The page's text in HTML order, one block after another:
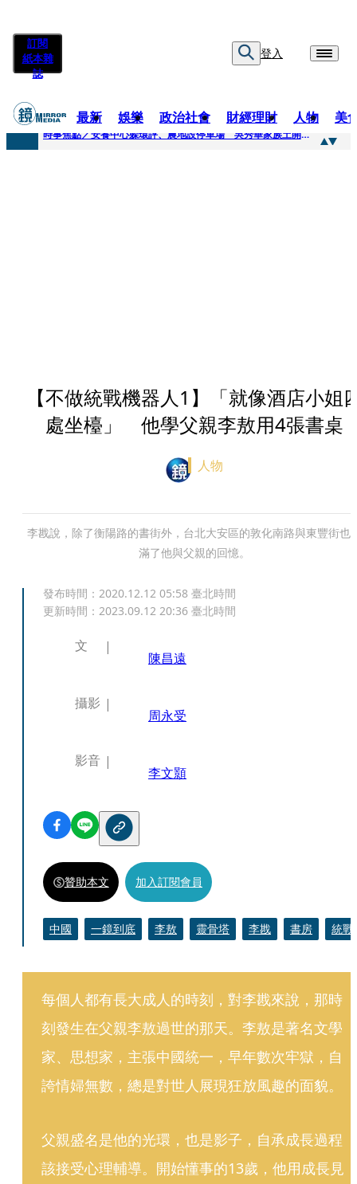
訂閱
紙本雜
誌
登入
最新 娛樂 政治社會 財經理財 人物 美
快訊
時事焦點／安養中心躲環評、農地設停車場 吳秀華家族土開爭議連環爆
【不做統戰機器人1】「就像酒店小姐
處坐檯」 他學父親李敖用4張書桌
人物
李戡說，除了衡陽路的書街外，台北大安區的敦化南路與東豐街也
滿了他與父親的回憶。
發布時間： 2020.12.12 05:58 臺北時間
更新時間： 2023.09.12 20:36 臺北時間
文
陳昌遠
攝影
周永受
影音
李文顥
贊助本文 加入訂閱會員
中國 一鏡到底 李敖 靈骨塔 李戡 書房 統戰
每個人都有長大成人的時刻，對李戡來說，那時
刻發生在父親李敖過世的那天。李敖是著名文學
家、思想家，主張中國統一，早年數次牢獄，自
誇情婦無數，總是對世人展現狂放風趣的面貌。
父親盛名是他的光環，也是影子，自承成長過程
該接受心理輔導。開始懂事的13歲，他用成長見